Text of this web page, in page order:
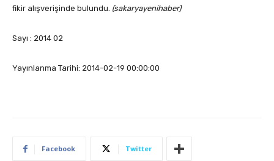
fikir alışverişinde bulundu. (sakaryayenihaber)
Sayı : 2014 02
Yayınlanma Tarihi: 2014-02-19 00:00:00
Facebook Twitter